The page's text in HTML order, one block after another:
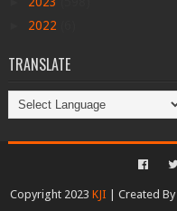
2022
TRANSLATE
Copyright 2023 KJI | Created By